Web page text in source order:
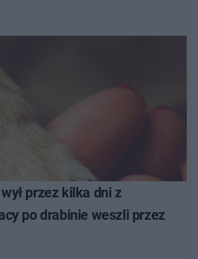
przez kilka dni z
po drabinie weszli przez